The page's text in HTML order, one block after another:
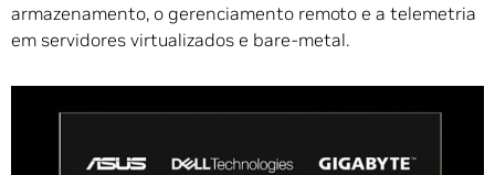
armazenamento, o gerenciamento remoto e a telemetria
em servidores virtualizados e bare-metal.